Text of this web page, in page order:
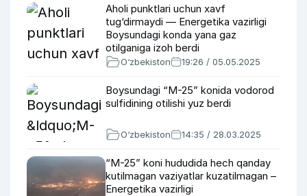
Aholi punktlari uchun xavf
tug‘dirmaydi — Energetika vazirligi
Boysundagi konda yana gaz
otilganiga izoh berdi
O‘zbekiston 19:26 / 05.05.2025
Boysundagi “M-25” konida vodorod
sulfidining otilishi yuz berdi
O‘zbekiston 14:35 / 28.03.2025
“M-25” koni hududida hech qanday
kutilmagan vaziyatlar kuzatilmagan –
Energetika vazirligi